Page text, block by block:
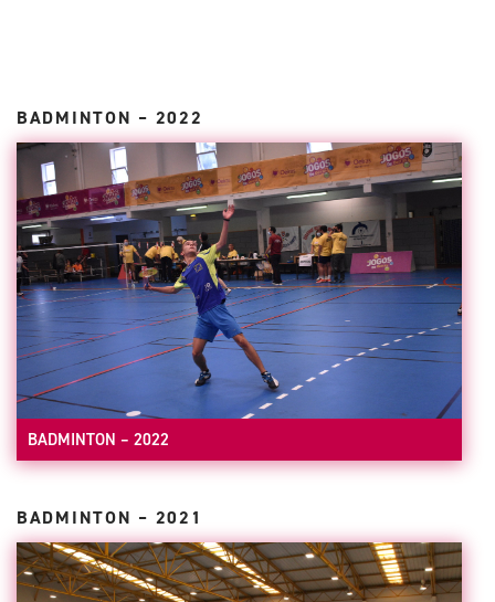
BADMINTON – 2022
BADMINTON – 2022
BADMINTON – 2021